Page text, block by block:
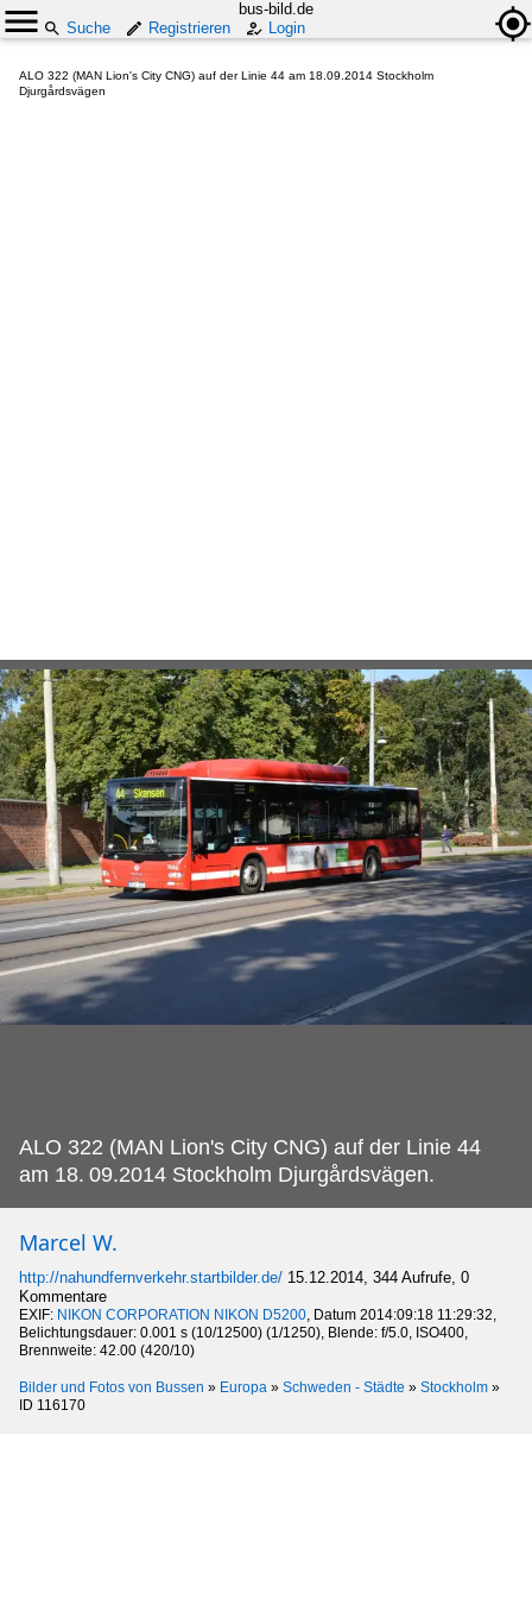
bus-bild.de
Suche
Registrieren Login
ALO 322 (MAN Lion's City CNG) auf der Linie 44 am 18.09.2014 Stockholm
Djurgårdsvägen
ALO 322 (MAN Lion's City CNG) auf der Linie 44
am 18. 09.2014 Stockholm Djurgårdsvägen.
Marcel W.
http://nahundfernverkehr.startbilder.de/ 15.12.2014, 344 Aufrufe, 0
Kommentare
EXIF: NIKON CORPORATION NIKON D5200, Datum 2014:09:18 11:29:32,
Belichtungsdauer: 0.001 s (10/12500) (1/1250), Blende: f/5.0, ISO400,
Brennweite: 42.00 (420/10)
Bilder und Fotos von Bussen » Europa » Schweden - Städte » Stockholm »
ID 116170